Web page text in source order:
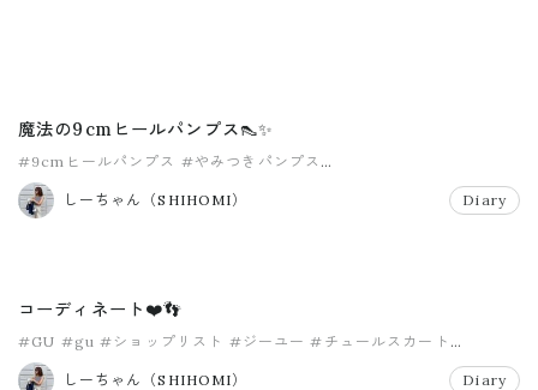
魔法の9cmヒールパンプス👠✨
#9cmヒールパンプス #やみつきパンプス
#ポインテッドトゥパンプス
しーちゃん（SHIHOMI）
Diary
コーディネート❤️👣
#GU #gu #ショップリスト #ジーユー #チュールスカート
#ラメパフスリーブセーター
しーちゃん（SHIHOMI）
Diary